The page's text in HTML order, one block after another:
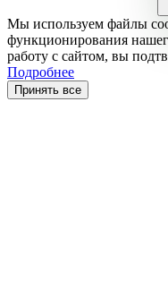
Мы используем файлы
функционирования
работу с сайтом, вы
Подробнее
Принять все